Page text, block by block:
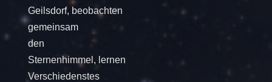
Geilsdorf, beobachten
gemeinsam
den
Sternenhimmel, lernen
Verschiedenstes